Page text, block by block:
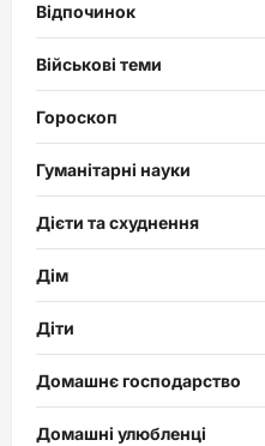
Відпочинок
Військові теми
Гороскоп
Гуманітарні науки
Дієти та схуднення
Дім
Діти
Домашнє господарство
Домашні улюбленці